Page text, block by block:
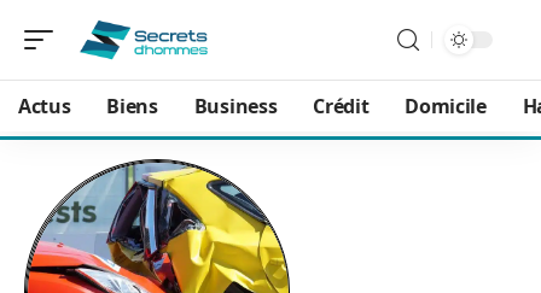
Actus Biens Business Crédit Domicile